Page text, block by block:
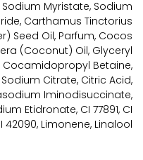
Myristate, Sodium
Carthamus Tinctorius
Seed Oil, Parfum, Cocos
(Coconut) Oil, Glyceryl
Cocamidopropyl Betaine,
Sodium Citrate, Citric Acid,
Iminodisuccinate,
Etidronate, CI 77891, CI
42090, Limonene, Linalool